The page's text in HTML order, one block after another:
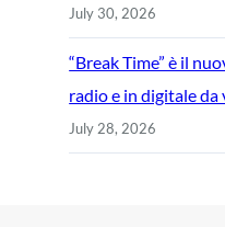
July 30, 2026
“Break Time” è il
radio e in digitale
July 28, 2026